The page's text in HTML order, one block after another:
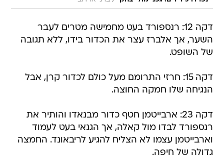
דקה 12: רנספורד בעט מחמישה מטרים לעבר
השער, אך אלברז עצר את הכדור בידו, ללא תגובה
של השופט.
דקה 15: חרזי התרומם מעל כולם לכדור קרן, אבל
הנגיחה שלו חמקה החוצה.
דקה 23: ארבייטמן חטף כדור מבנאדו והותיר את
רנספורד לבדו מול קאלה, אך הגנאי בעט לעמוד
וארבייטמן עצמו לא הצליח להגיע לריבאונד. החמצה
גדולה של חיפה.